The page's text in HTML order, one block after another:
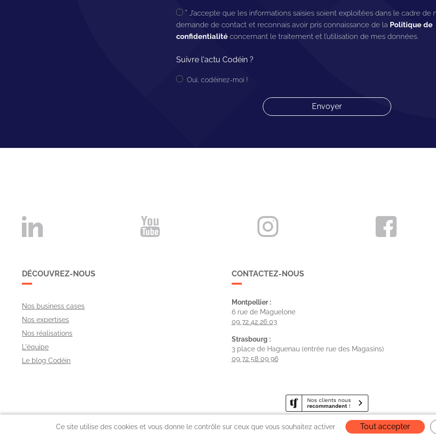
Ce site utilise des cookies et vous donne le contrôle sur ceux que vous souhaitez activer Tout accepter
* J’accepte que les informations saisies soient exploitées dans le cadre de
demande de contact et reconnais avoir pris connaissance de la Politique de
confidentialité concernant le traitement et l’utilisation de mes données.
Suivre l'actu Codéin ?
Oui, codéinez-moi !
DÉCOUVREZ-NOUS
Nos business cases
Nos expertises
Nos réalisations
L'équipe
Le blog Codéin
CONTACTEZ-NOUS
Montpellier :
6 rue de Maguelone
09 72 42 26 03
Strasbourg :
3 place de Haguenau (entrée rue des Magasins)
09 72 58 09 96
Mentions légales Confidentialité | Codéin, le nouveau nom de BeClood